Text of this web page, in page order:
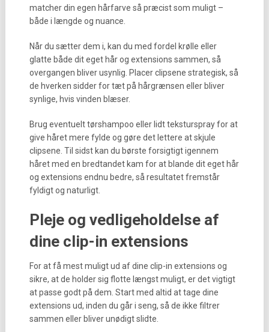
matcher din egen hårfarve så præcist som muligt –
både i længde og nuance.
Når du sætter dem i, kan du med fordel krølle eller
glatte både dit eget hår og extensions sammen, så
overgangen bliver usynlig. Placer clipsene strategisk, så
de hverken sidder for tæt på hårgrænsen eller bliver
synlige, hvis vinden blæser.
Brug eventuelt tørshampoo eller lidt teksturspray for at
give håret mere fylde og gøre det lettere at skjule
clipsene. Til sidst kan du børste forsigtigt igennem
håret med en bredtandet kam for at blande dit eget hår
og extensions endnu bedre, så resultatet fremstår
fyldigt og naturligt.
Pleje og vedligeholdelse af
dine clip-in extensions
For at få mest muligt ud af dine clip-in extensions og
sikre, at de holder sig flotte længst muligt, er det vigtigt
at passe godt på dem. Start med altid at tage dine
extensions ud, inden du går i seng, så de ikke filtrer
sammen eller bliver unødigt slidte.